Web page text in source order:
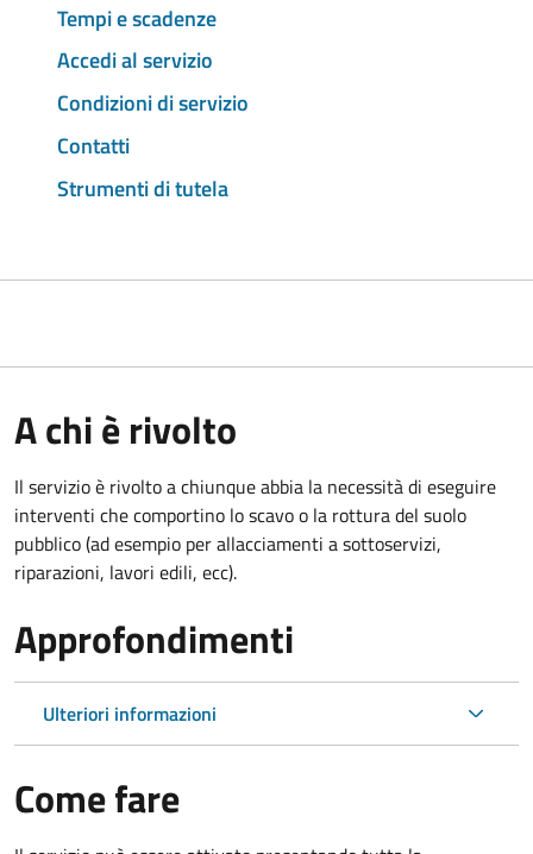
Tempi e scadenze
Accedi al servizio
Condizioni di servizio
Contatti
Strumenti di tutela
A chi è rivolto
Il servizio è rivolto a chiunque abbia la necessità di eseguire
interventi che comportino lo scavo o la rottura del suolo
pubblico (ad esempio per allacciamenti a sottoservizi,
riparazioni, lavori edili, ecc).
Approfondimenti
Ulteriori informazioni
Come fare